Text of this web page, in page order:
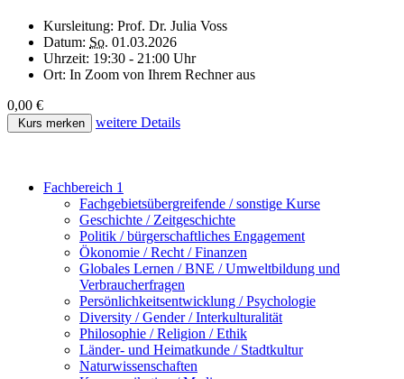
Kursleitung: Prof. Dr. Julia Voss
Datum: So. 01.03.2026
Uhrzeit: 19:30 - 21:00 Uhr
Ort: In Zoom von Ihrem Rechner aus
0,00 €
Kurs merken weitere Details
Fachbereich 1
Fachgebietsübergreifende / sonstige Kurse
Geschichte / Zeitgeschichte
Politik / bürgerschaftliches Engagement
Ökonomie / Recht / Finanzen
Globales Lernen / BNE / Umweltbildung und
Verbraucherfragen
Persönlichkeitsentwicklung / Psychologie
Diversity / Gender / Interkulturalität
Philosophie / Religion / Ethik
Länder- und Heimatkunde / Stadtkultur
Naturwissenschaften